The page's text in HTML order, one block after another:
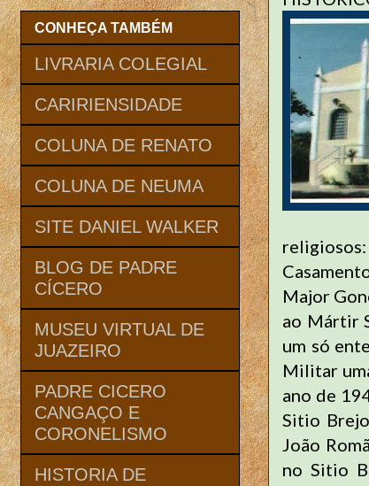
Major
ao Mártir
um só
Militar
ano de
Sitio
João
no Sitio
CONHEÇA TAMBÉM
LIVRARIA COLEGIAL
CARIRIENSIDADE
COLUNA DE RENATO
COLUNA DE NEUMA
SITE DANIEL WALKER
BLOG DE PADRE
CÍCERO
MUSEU VIRTUAL DE
JUAZEIRO
PADRE CICERO
CANGAÇO E
CORONELISMO
HISTORIA DE